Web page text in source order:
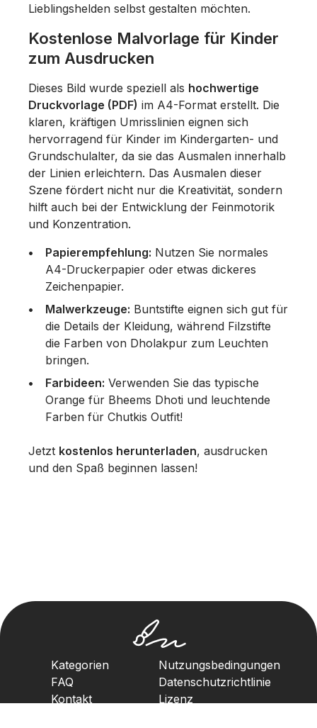
Lieblingshelden selbst gestalten möchten.
Kostenlose Malvorlage für Kinder
zum Ausdrucken
Dieses Bild wurde speziell als hochwertige
Druckvorlage (PDF) im A4-Format erstellt. Die
klaren, kräftigen Umrisslinien eignen sich
hervorragend für Kinder im Kindergarten- und
Grundschulalter, da sie das Ausmalen innerhalb
der Linien erleichtern. Das Ausmalen dieser
Szene fördert nicht nur die Kreativität, sondern
hilft auch bei der Entwicklung der Feinmotorik
und Konzentration.
Papierempfehlung: Nutzen Sie normales
A4-Druckerpapier oder etwas dickeres
Zeichenpapier.
Malwerkzeuge: Buntstifte eignen sich gut für
die Details der Kleidung, während Filzstifte
die Farben von Dholakpur zum Leuchten
bringen.
Farbideen: Verwenden Sie das typische
Orange für Bheems Dhoti und leuchtende
Farben für Chutkis Outfit!
Jetzt kostenlos herunterladen, ausdrucken
und den Spaß beginnen lassen!
Kategorien
FAQ
Kontakt
Nutzungsbedingungen
Datenschutzrichtlinie
Lizenz